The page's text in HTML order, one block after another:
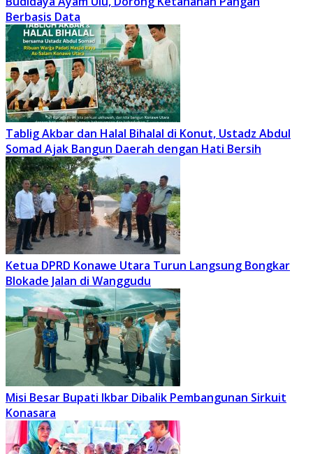
Berbasis Data
Tablig Akbar dan Halal Bihalal di Konut, Ustadz Abdul
Somad Ajak Bangun Daerah dengan Hati Bersih
Ketua DPRD Konawe Utara Turun Langsung Bongkar
Blokade Jalan di Wanggudu
Misi Besar Bupati Ikbar Dibalik Pembangunan Sirkuit
Konasara